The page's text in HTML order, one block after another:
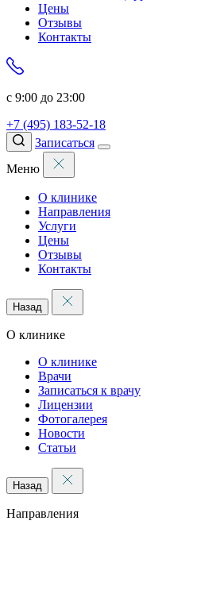
Цены
Отзывы
Контакты
с 9:00 до 23:00
+7 (495) 183-52-18
Записаться
Меню
О клинике
Направления
Услуги
Цены
Отзывы
Контакты
Назад
О клинике
О клинике
Врачи
Записаться к врачу
Лицензии
Фотогалерея
Новости
Статьи
Назад
Направления